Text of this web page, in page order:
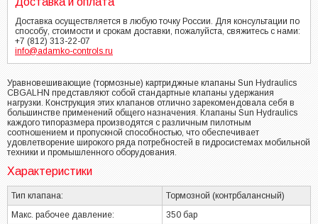
Доставка осуществляется в любую точку России. Для консультации по
способу, стоимости и срокам доставки, пожалуйста, свяжитесь с нами:
+7 (812) 313-22-07
info@adamko-controls.ru
Уравновешивающие (тормозные) картриджные клапаны Sun Hydraulics
CBGALHN представляют собой стандартные клапаны удержания
нагрузки. Конструкция этих клапанов отлично зарекомендовала себя в
большинстве применений общего назначения. Клапаны Sun Hydraulics
каждого типоразмера производятся с различным пилотным
соотношением и пропускной способностью, что обеспечивает
удовлетворение широкого ряда потребностей в гидросистемах мобильной
техники и промышленного оборудования.
Характеристики
Тип клапана:
Тормозной (контрбалансный)
Макс. рабочее давление:
350 бар